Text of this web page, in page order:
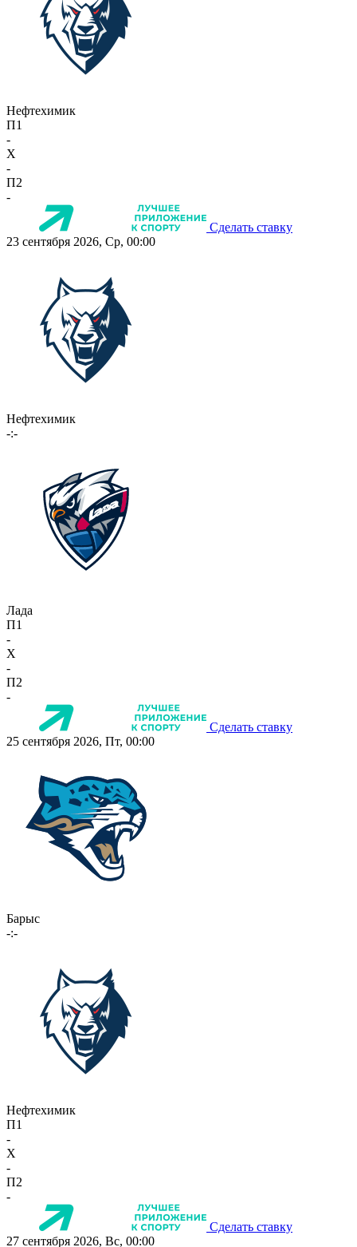
Нефтехимик
П1
-
X
-
П2
-
Сделать ставку
23 сентября 2026, Ср, 00:00
Нефтехимик
-:-
Лада
П1
-
X
-
П2
-
Сделать ставку
25 сентября 2026, Пт, 00:00
Барыс
-:-
Нефтехимик
П1
-
X
-
П2
-
Сделать ставку
27 сентября 2026, Вс, 00:00